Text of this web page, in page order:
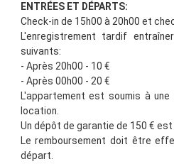
ENTRÉES ET DÉPARTS:
Check-in de 15h00 à 20h00 et
L'enregistrement tardif
suivants:
- Après 20h00 - 10 €
- Après 00h00 - 20 €
L'appartement est soumis à une
location.
Un dépôt de garantie de 150 €
Le remboursement doit être
départ.